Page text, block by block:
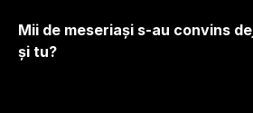
Mii de meseriași s-au convins
și tu?